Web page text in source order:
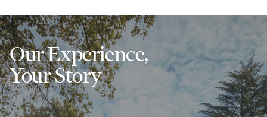
Our Experience,
Your Story